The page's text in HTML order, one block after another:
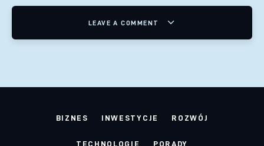
LEAVE A COMMENT
BIZNES INWESTYCJE ROZWÓJ
TECHNOLOGIE PORADY